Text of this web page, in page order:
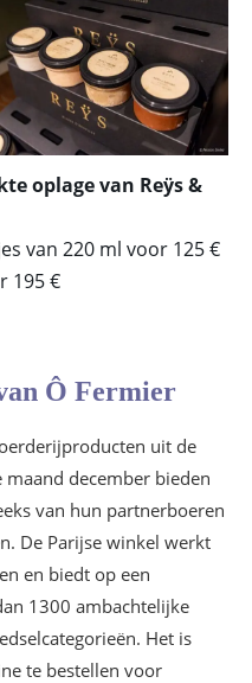
oplage van Reÿs &
van 220 ml voor 125 €
195 €
Ô Fermier
uit de
december bieden
van hun partnerboeren
De Parijse winkel werkt
en biedt op een
1300 ambachtelijke
Het is
te bestellen voor